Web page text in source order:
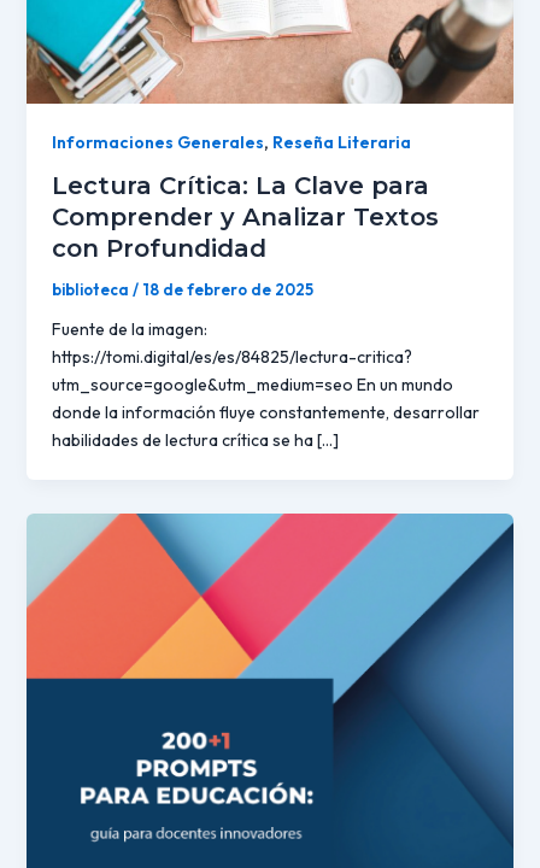
Informaciones Generales, Reseña Literaria
Lectura Crítica: La Clave para
Comprender y Analizar Textos
con Profundidad
biblioteca / 18 de febrero de 2025
Fuente de la imagen:
https://tomi.digital/es/es/84825/lectura-critica?
utm_source=google&utm_medium=seo En un mundo
donde la información fluye constantemente, desarrollar
habilidades de lectura crítica se ha […]